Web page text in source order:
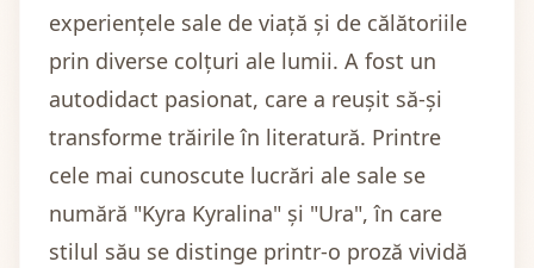
experiențele sale de viață și de călătoriile
prin diverse colțuri ale lumii. A fost un
autodidact pasionat, care a reușit să-și
transforme trăirile în literatură. Printre
cele mai cunoscute lucrări ale sale se
numără "Kyra Kyralina" și "Ura", în care
stilul său se distinge printr-o proză vividă